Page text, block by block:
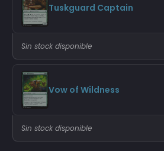
Tuskguard Captain
Sin stock disponible
Vow of Wildness
Sin stock disponible